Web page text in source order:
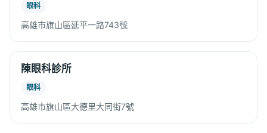
眼科
高雄市旗山區延平一路743號
陳眼科診所
眼科
高雄市旗山區大德里大同街7號